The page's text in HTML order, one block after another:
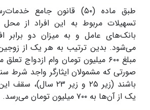
طبق ماده (۵۰) قانون جامع
تسهیلات مربوط به این افراد از محل
بانک‌های عامل و به میزان دو برابر
می‌شود. بدین ترتیب به هر یک از
مبلغ ۶۰۰ میلیون تومان وام ازدواج
صورتی که مشمولان ایثارگر واجد شرط
باشند (زیر ۲۵ و زیر ۲۳
یک از آن‌ها به ۷۰۰ میلیون تومان می‌رسد.